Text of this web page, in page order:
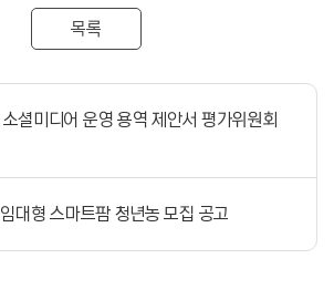
목록
셜미디어 운영 용역 제안서 평가위원회
대형 스마트팜 청년농 모집 공고